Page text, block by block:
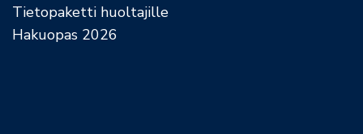
Tietopaketti huoltajille
Hakuopas 2026